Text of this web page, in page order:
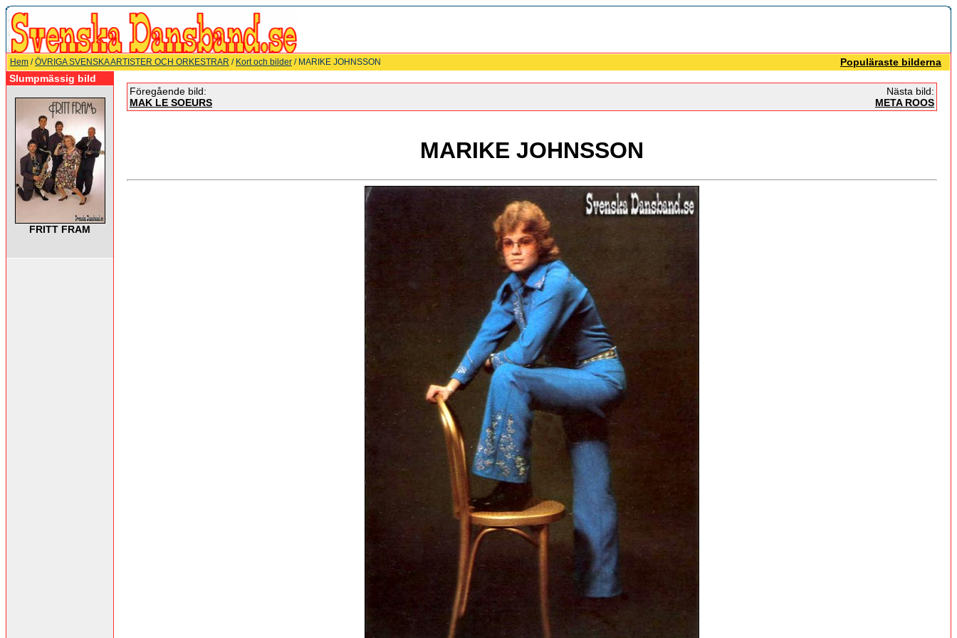
Hem /ÖVRIGA SVENSKA ARTISTER OCH ORKESTRAR / Kort och bilder / MARIKE JOHNSSON
Populäraste bilderna
Slumpmässig bild
FRITT FRAM
Föregående bild:
MAK LE SOEURS
Nästa bild:
META ROOS
MARIKE JOHNSSON